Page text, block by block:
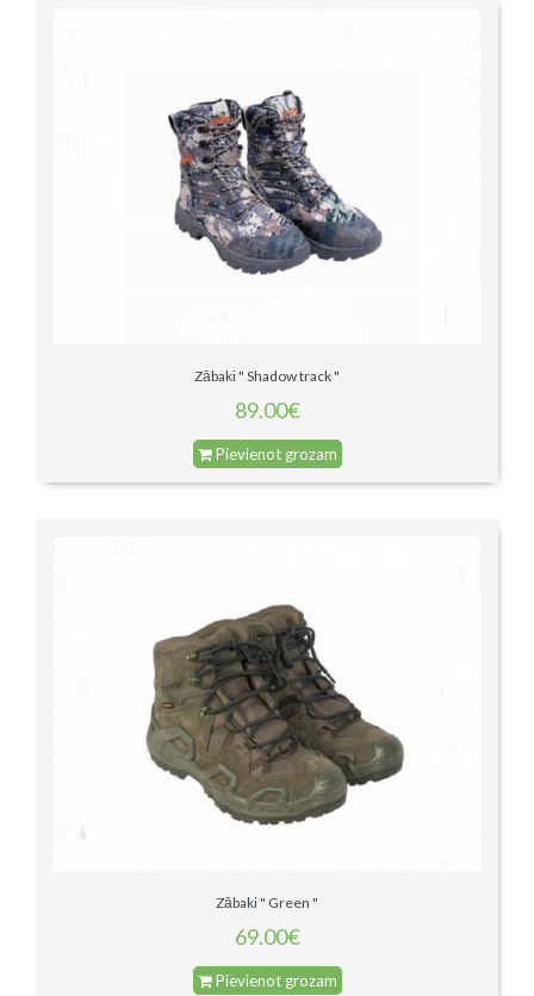
Zābaki " Shadow track "
89.00€
Pievienot grozam
Zābaki " Green "
69.00€
Pievienot grozam